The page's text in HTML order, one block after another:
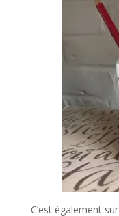
C’est également